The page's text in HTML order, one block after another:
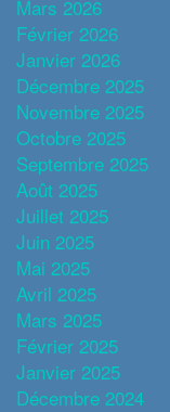
Mars 2026
Février 2026
Janvier 2026
Décembre 2025
Novembre 2025
Octobre 2025
Septembre 2025
Août 2025
Juillet 2025
Juin 2025
Mai 2025
Avril 2025
Mars 2025
Février 2025
Janvier 2025
Décembre 2024